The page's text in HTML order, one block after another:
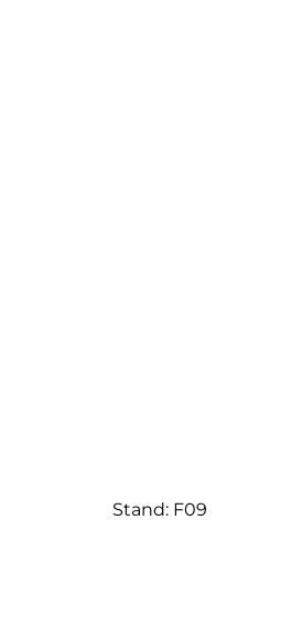
Stand: F09